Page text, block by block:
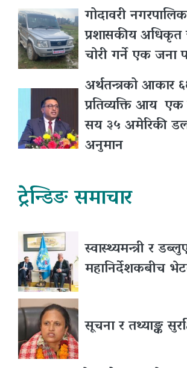
गोदावरी
प्रशासकीय अधिकृत
चोरी गर्ने एक जना
अर्थतन्त्रको आकार
प्रतिव्यक्ति आय
सय ३५ अमेरिकी
अनुमान
ट्रेन्डिङ समाचार
स्वास्थ्यमन्त्री र
महानिर्देशकबीच
सूचना र तथ्याङ्क